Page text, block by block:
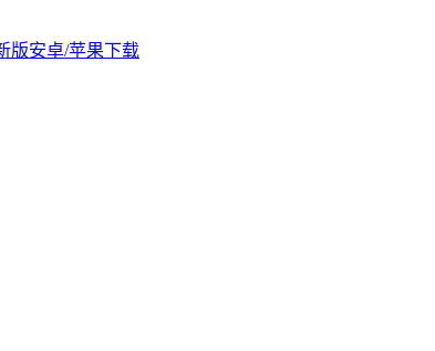
版安卓/苹果下载